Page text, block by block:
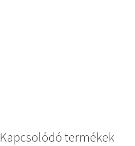
Kapcsolódó termékek